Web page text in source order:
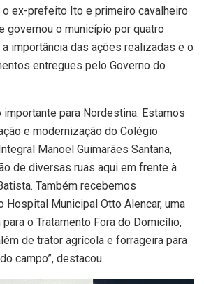
o ex-prefeito Ito e primeiro cavalheiro
governou o município por quatro
importância das ações realizadas e o
entregues pelo Governo do
importante para Nordestina. Estamos
e modernização do Colégio
Manoel Guimarães Santana,
de diversas ruas aqui em frente à
Também recebemos
Hospital Municipal Otto Alencar, uma
para o Tratamento Fora do Domicílio,
de trator agrícola e forrageira para
campo”, destacou.